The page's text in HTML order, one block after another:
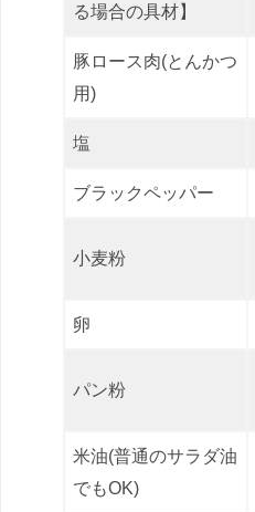
る場合の具材】
豚ロース肉(とんかつ
用)
塩
ブラックペッパー
小麦粉
卵
パン粉
米油(普通のサラダ油
でもOK)